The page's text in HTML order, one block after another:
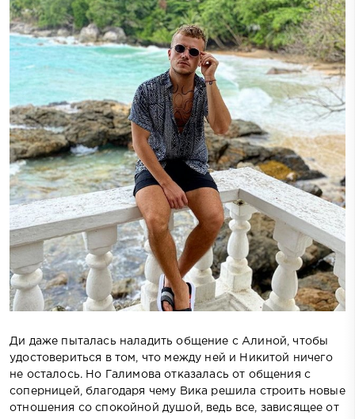
Ди даже пыталась наладить общение с Алиной, чтобы
удостовериться в том, что между ней и Никитой ничего
не осталось. Но Галимова отказалась от общения с
соперницей, благодаря чему Вика решила строить новые
отношения со спокойной душой, ведь все, зависящее от